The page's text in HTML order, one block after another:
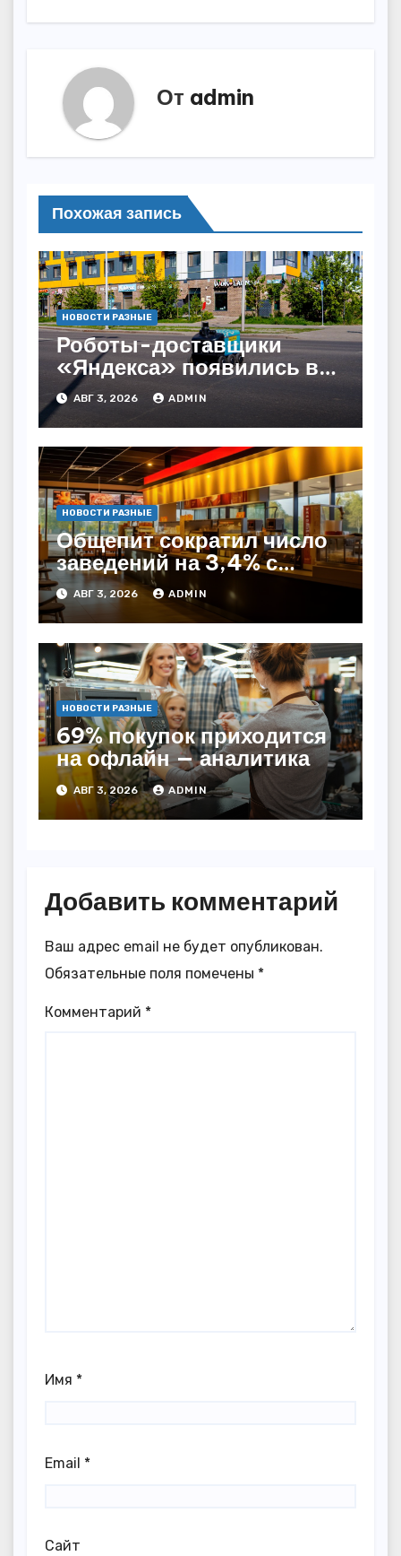
От admin
Похожая запись
НОВОСТИ РАЗНЫЕ
Роботы-доставщики
«Яндекса» появились в
Казахстане
АВГ 3, 2026 ADMIN
НОВОСТИ РАЗНЫЕ
Общепит сократил число
заведений на 3,4% с
начала года — INFOLine
АВГ 3, 2026 ADMIN
НОВОСТИ РАЗНЫЕ
69% покупок приходится
на офлайн — аналитика
АВГ 3, 2026 ADMIN
Добавить комментарий
Ваш адрес email не будет опубликован.
Обязательные поля помечены *
Комментарий *
Имя *
Email *
Сайт